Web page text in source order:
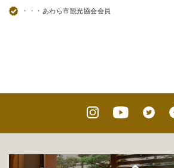
・・・あわら市観光協会会員